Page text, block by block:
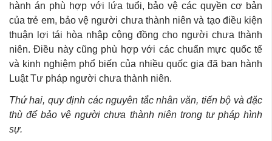
hành án phù hợp với lứa tuổi, bảo vệ các quyền cơ bản
của trẻ em, bảo vệ người chưa thành niên và tạo điều kiện
thuận lợi tái hòa nhập cộng đồng cho người chưa thành
niên. Điều này cũng phù hợp với các chuẩn mực quốc tế
và kinh nghiệm phổ biến của nhiều quốc gia đã ban hành
Luật Tư pháp người chưa thành niên.
Thứ hai, quy định các nguyên tắc nhân văn, tiến bộ và đặc
thù để bảo vệ người chưa thành niên trong tư pháp hình
sự.